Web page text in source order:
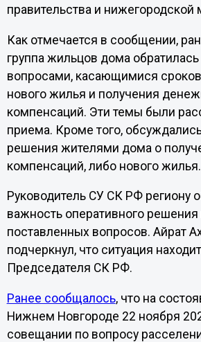
правительства и нижегородской
Как отмечается в сообщении,
группа жильцов дома
вопросами, касающимися
нового жилья и получения
компенсаций. Эти темы были
приема. Кроме того,
решения жителями дома о
компенсаций, либо нового жилья.
Руководитель СУ СК РФ региону
важность оперативного решения
поставленных вопросов. Айрат
подчеркнул, что ситуация
Председателя СК РФ.
Ранее сообщалось, что на
Нижнем Новгороде 22 ноября
совещании по вопросу